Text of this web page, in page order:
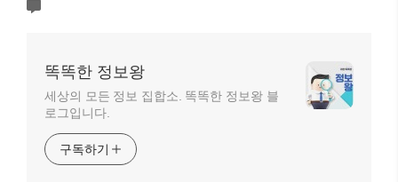
똑똑한 정보왕
세상의 모든 정보 집합소. 똑똑한 정보왕 블
로그입니다.
구독하기